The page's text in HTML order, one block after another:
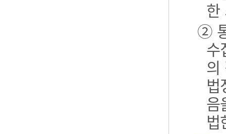
한
②
수
의
음